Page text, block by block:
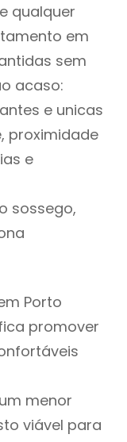
qualquer
em
sem
acaso:
e unicas
proximidade
e
sossego,
Porto
promover
menor
viável para